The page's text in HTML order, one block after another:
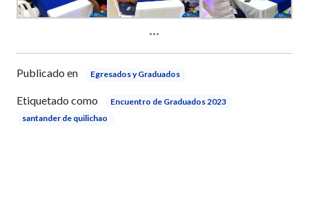
Publicado en Egresados y Graduados
Etiquetado como
Encuentro de Graduados 2023
santander de quilichao